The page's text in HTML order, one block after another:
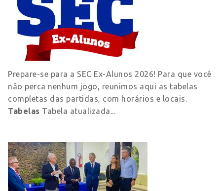
Prepare-se para a SEC Ex-Alunos 2026! Para que você
não perca nenhum jogo, reunimos aqui as tabelas
completas das partidas, com horários e locais.
Tabelas Tabela atualizada...